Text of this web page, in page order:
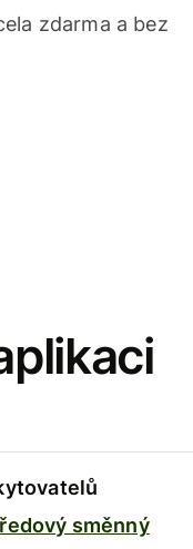
zdarma a bez
směnný